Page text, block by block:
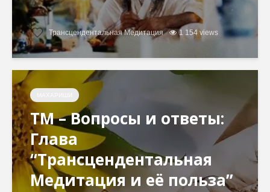
Трансцендентальная Медитация 1 154 views
ТМ – Вопросы и ответы:
Глава
“Трансцендентальная
Медитация и её польза”